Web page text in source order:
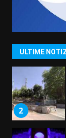
ULTIME
1
2